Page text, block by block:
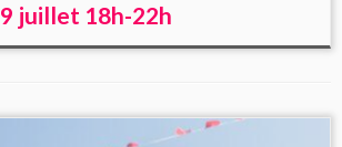
juillet 18h-22h